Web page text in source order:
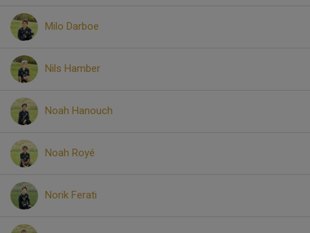
Milo Darboe
Nils Hamber
Noah Hanouch
Noah Royé
Norik Ferati